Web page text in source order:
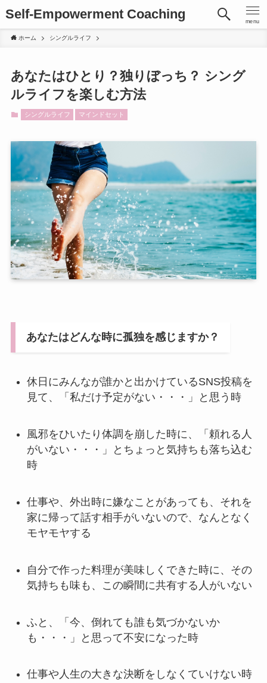
Self-Empowerment Coaching menu
ホーム シングルライフ
あなたはひとり？独りぼっち？ シング
ルライフを楽しむ方法
シングルライフ マインドセット
あなたはどんな時に孤独を感じますか？
休日にみんなが誰かと出かけているSNS投稿を
見て、「私だけ予定がない・・・」と思う時
風邪をひいたり体調を崩した時に、「頼れる人
がいない・・・」とちょっと気持ちも落ち込む
時
仕事や、外出時に嫌なことがあっても、それを
家に帰って話す相手がいないので、なんとなく
モヤモヤする
自分で作った料理が美味しくできた時に、その
気持ちも味も、この瞬間に共有する人がいない
ふと、「今、倒れても誰も気づかないか
も・・・」と思って不安になった時
仕事や人生の大きな決断をしなくていけない時